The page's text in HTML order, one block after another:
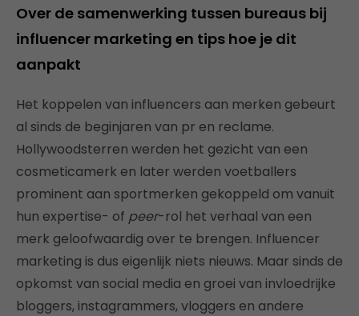
Over de samenwerking tussen bureaus bij
influencer marketing en tips hoe je dit
aanpakt
Het koppelen van influencers aan merken gebeurt
al sinds de beginjaren van pr en reclame.
Hollywoodsterren werden het gezicht van een
cosmeticamerk en later werden voetballers
prominent aan sportmerken gekoppeld om vanuit
hun expertise- of peer-rol het verhaal van een
merk geloofwaardig over te brengen. Influencer
marketing is dus eigenlijk niets nieuws. Maar sinds de
opkomst van social media en groei van invloedrijke
bloggers, instagrammers, vloggers en andere